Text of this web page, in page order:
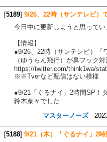
[5189] 9/26、22時（サンテレビ）
今日中に更新しようと思ってい
【情報】
●9/26、22時（サンテレビ）「
（ゆうらん飛行）が鼻フック対
https://twitter.com/think1wa/
※※Tverなど配信はない模様
●9/21「ぐるナイ」2時間SP！
鈴木奈々でした
マスターノーズ
[5188] 9/21（木）「ぐるナイ」2